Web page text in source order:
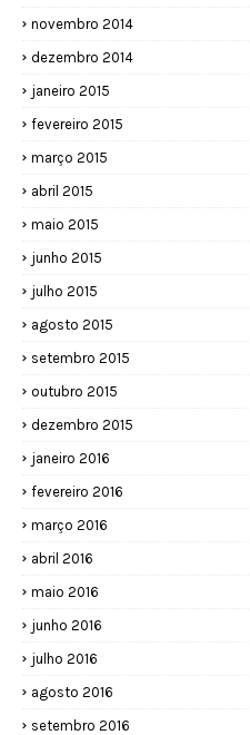
novembro 2014
dezembro 2014
janeiro 2015
fevereiro 2015
março 2015
abril 2015
maio 2015
junho 2015
julho 2015
agosto 2015
setembro 2015
outubro 2015
dezembro 2015
janeiro 2016
fevereiro 2016
março 2016
abril 2016
maio 2016
junho 2016
julho 2016
agosto 2016
setembro 2016